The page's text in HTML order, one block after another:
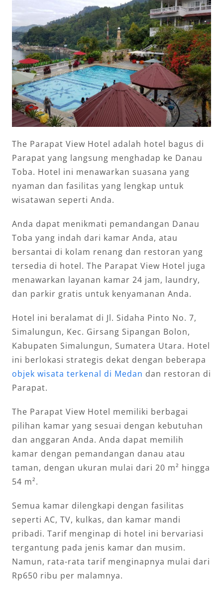
The Parapat View Hotel adalah hotel bagus di
Parapat yang langsung menghadap ke Danau
Toba. Hotel ini menawarkan suasana yang
nyaman dan fasilitas yang lengkap untuk
wisatawan seperti Anda.
Anda dapat menikmati pemandangan Danau
Toba yang indah dari kamar Anda, atau
bersantai di kolam renang dan restoran yang
tersedia di hotel. The Parapat View Hotel juga
menawarkan layanan kamar 24 jam, laundry,
dan parkir gratis untuk kenyamanan Anda.
Hotel ini beralamat di Jl. Sidaha Pinto No. 7,
Simalungun, Kec. Girsang Sipangan Bolon,
Kabupaten Simalungun, Sumatera Utara. Hotel
ini berlokasi strategis dekat dengan beberapa
objek wisata terkenal di Medan dan restoran di
Parapat.
The Parapat View Hotel memiliki berbagai
pilihan kamar yang sesuai dengan kebutuhan
dan anggaran Anda. Anda dapat memilih
kamar dengan pemandangan danau atau
taman, dengan ukuran mulai dari 20 m² hingga
54 m².
Semua kamar dilengkapi dengan fasilitas
seperti AC, TV, kulkas, dan kamar mandi
pribadi. Tarif menginap di hotel ini bervariasi
tergantung pada jenis kamar dan musim.
Namun, rata-rata tarif menginapnya mulai dari
Rp650 ribu per malamnya.